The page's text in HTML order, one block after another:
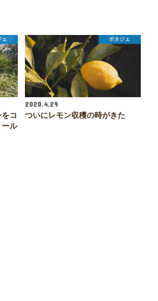
ェ
コ
ール
ポタジェ
2020.4.29
ついにレモン収穫の時がきた